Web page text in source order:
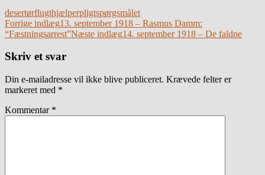
desertørflugthjælperpligtspørgsmålet
Indlægsnavigation
Forrige indlæg13. september 1918 – Rasmus Damm:
“Fæstningsarrest”Næste indlæg14. september 1918 – De faldne
Skriv et svar
Din e-mailadresse vil ikke blive publiceret. Krævede felter er
markeret med *
Kommentar *